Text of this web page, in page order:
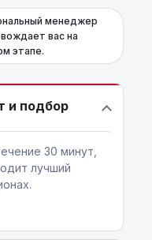
менеджер
вас на
этапе.
и подбор
30 минут,
лучший